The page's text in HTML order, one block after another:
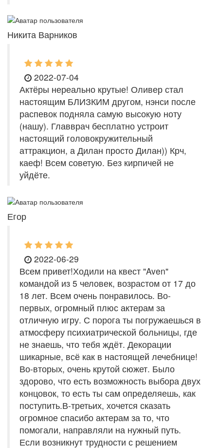
Никита Варников
2022-07-04
Актёры нереально крутые! Оливер стал
настоящим БЛИЗКИМ другом, нэнси после
распевок подняла самую высокую ноту
(нашу). Главврач бесплатно устроит
настоящий головокружительный
аттракцион, а Дилан просто Дилан)) Крч,
каеф! Всем советую. Без кирпичей не
уйдёте.
Егор
2022-06-29
Всем привет!Ходили на квест "Aven"
командой из 5 человек, возрастом от 17 до
18 лет. Всем очень понравилось. Во-
первых, огромный плюс актерам за
отличную игру. С порога ты погружаешься в
атмосферу психиатрической больницы, где
не знаешь, что тебя ждёт. Декорации
шикарные, всё как в настоящей лечебнице!
Во-вторых, очень крутой сюжет. Было
здорово, что есть возможность выбора двух
концовок, то есть ты сам определяешь, как
поступить.В-третьих, хочется сказать
огромное спасибо актерам за то, что
помогали, направляли на нужный путь.
Если возникнут трудности с решением